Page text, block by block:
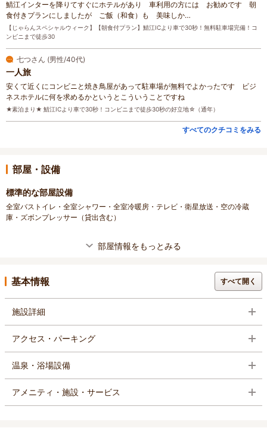
鯖江インターを降りてすぐにホテルがあり 車利用の方には お勧めです 朝
食付きプランにしましたが ご飯（和食）も 美味しか…
【じゃらんスペシャルウィーク】【朝食付プラン】鯖江ICより車で30秒！無料駐車場完備！コ
ンビニまで徒歩30
七つさん (男性/40代)
一人旅
安くて近くにコンビニと焼き鳥屋があって駐車場が無料でよかったです ビジ
ネスホテルに何を求めるかというとこういうことですね
★素泊まり★ 鯖江ICより車で30秒！コンビニまで徒歩30秒の好立地☆（通年）
すべてのクチコミをみる
部屋・設備
標準的な部屋設備
全室バストイレ・全室シャワー・全室冷暖房・テレビ・衛星放送・空の冷蔵
庫・ズボンプレッサー（貸出含む）
部屋情報をもっとみる
基本情報 すべて開く
施設詳細
アクセス・パーキング
温泉・浴場設備
アメニティ・施設・サービス